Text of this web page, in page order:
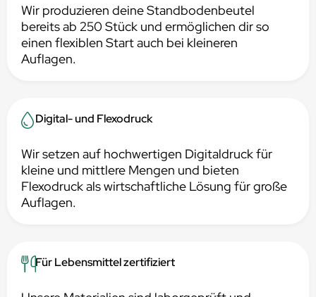
Wir produzieren deine Standbodenbeutel
bereits ab 250 Stück und ermöglichen dir so
einen flexiblen Start auch bei kleineren
Auflagen.
Digital- und Flexodruck
Wir setzen auf hochwertigen Digitaldruck für
kleine und mittlere Mengen und bieten
Flexodruck als wirtschaftliche Lösung für große
Auflagen.
Für Lebensmittel zertifiziert